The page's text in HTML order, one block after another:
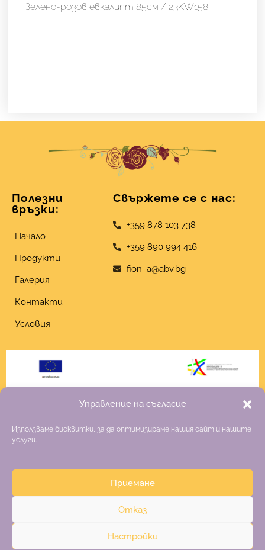
Управление на съгласие
Използваме бисквитки, за да оптимизираме нашия сайт и нашите
услуги.
Приемане
Отказ
Настройки
Зелено-розов евкалипт 85см / 23KW158
Полезни
връзки:
Начало
Продукти
Галерия
Контакти
Условия
Свържете се с нас:
+359 878 103 738
+359 890 994 416
fion_a@abv.bg
Copyright 2026 Fiona
Изработка на онлайн магазин–websitebuilderbg.eu
Политика за поверителност